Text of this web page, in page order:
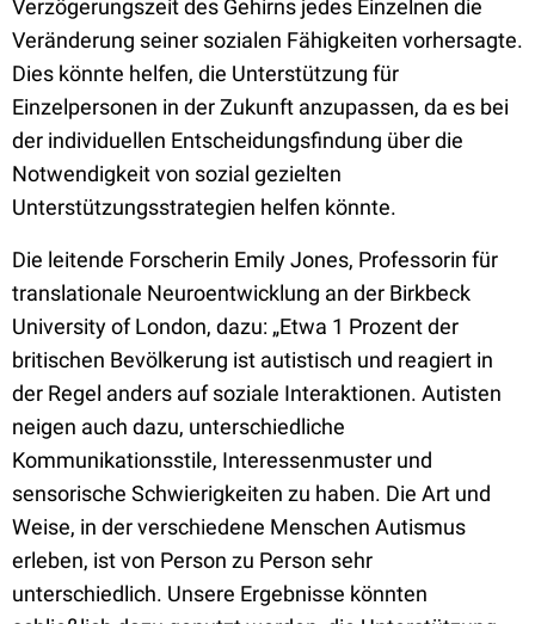
Verzögerungszeit des Gehirns jedes Einzelnen die
Veränderung seiner sozialen Fähigkeiten vorhersagte.
Dies könnte helfen, die Unterstützung für
Einzelpersonen in der Zukunft anzupassen, da es bei
der individuellen Entscheidungsfindung über die
Notwendigkeit von sozial gezielten
Unterstützungsstrategien helfen könnte.
Die leitende Forscherin Emily Jones, Professorin für
translationale Neuroentwicklung an der Birkbeck
University of London, dazu: „Etwa 1 Prozent der
britischen Bevölkerung ist autistisch und reagiert in
der Regel anders auf soziale Interaktionen. Autisten
neigen auch dazu, unterschiedliche
Kommunikationsstile, Interessenmuster und
sensorische Schwierigkeiten zu haben. Die Art und
Weise, in der verschiedene Menschen Autismus
erleben, ist von Person zu Person sehr
unterschiedlich. Unsere Ergebnisse könnten